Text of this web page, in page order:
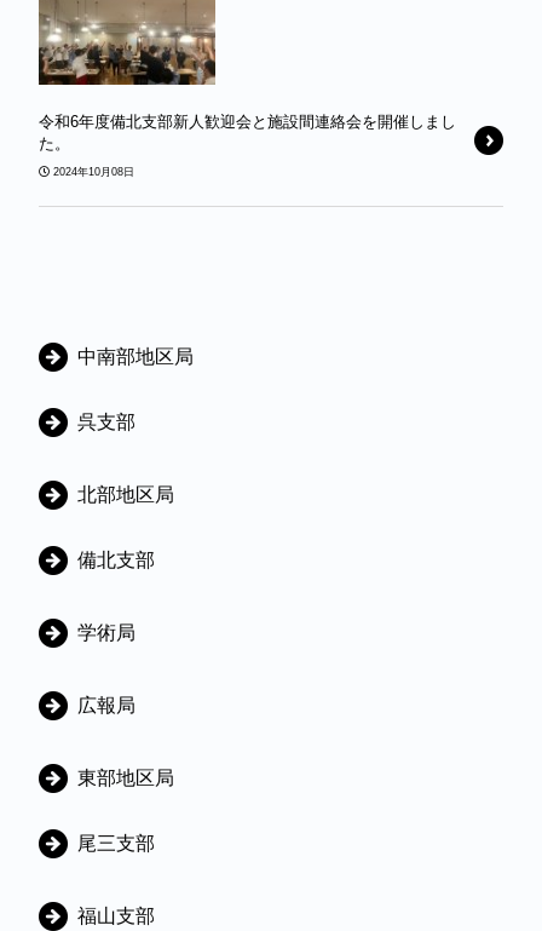
令和6年度備北支部新人歓迎会と施設間連絡会を開催しまし
た。
2024年10月08日
C
t
g
r
e
中南部地区局
呉支部
北部地区局
備北支部
学術局
広報局
東部地区局
尾三支部
福山支部